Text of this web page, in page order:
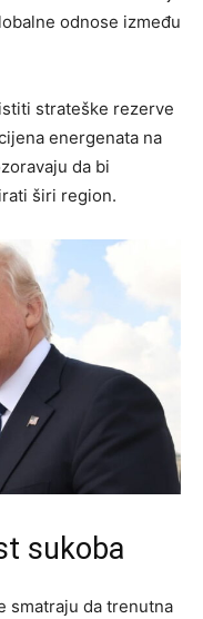
odnose između
strateške rezerve
energenata na
da bi
širi region.
sukoba
smatraju da trenutna